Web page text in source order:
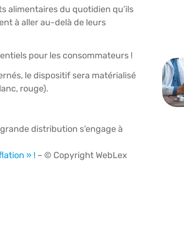
alimentaires du quotidien qu’ils
à aller au-delà de leurs
pour les consommateurs !
le dispositif sera matérialisé
rouge).
distribution s’engage à
» ! – © Copyright WebLex